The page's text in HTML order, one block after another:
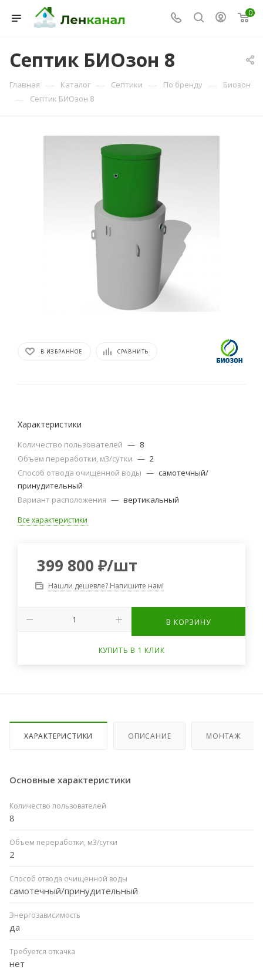
0
Септик БИОзон 8
Главная — Каталог — Септики — По бренду — Биозон
— Септик БИОзон 8
В ИЗБРАННОЕ СРАВНИТЬ
Характеристики
Количество пользователей — 8
Объем переработки, м3/сутки — 2
Способ отвода очищенной воды — самотечный/
принудительный
Вариант расположения — вертикальный
Все характеристики
399 800 ₽/шт
Нашли дешевле? Напишите нам!
В КОРЗИНУ
КУПИТЬ В 1 КЛИК
ХАРАКТЕРИСТИКИ ОПИСАНИЕ МОНТАЖ
Основные характеристики
Количество пользователей
8
Объем переработки, м3/сутки
2
Способ отвода очищенной воды
самотечный/принудительный
Энергозависимость
да
Требуется откачка
нет
Онлайн — отвечаем моментально